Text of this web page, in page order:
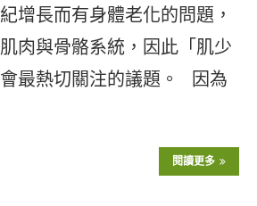
增長而有身體老化的問題，
肉與骨骼系統，因此「肌少
最熱切關注的議題。 因為
閱讀更多